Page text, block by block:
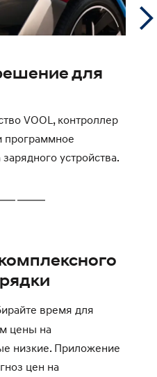
для
VOOL, контроллер
программное
устройства.
время для
цены на
низкие. Приложение
цен на